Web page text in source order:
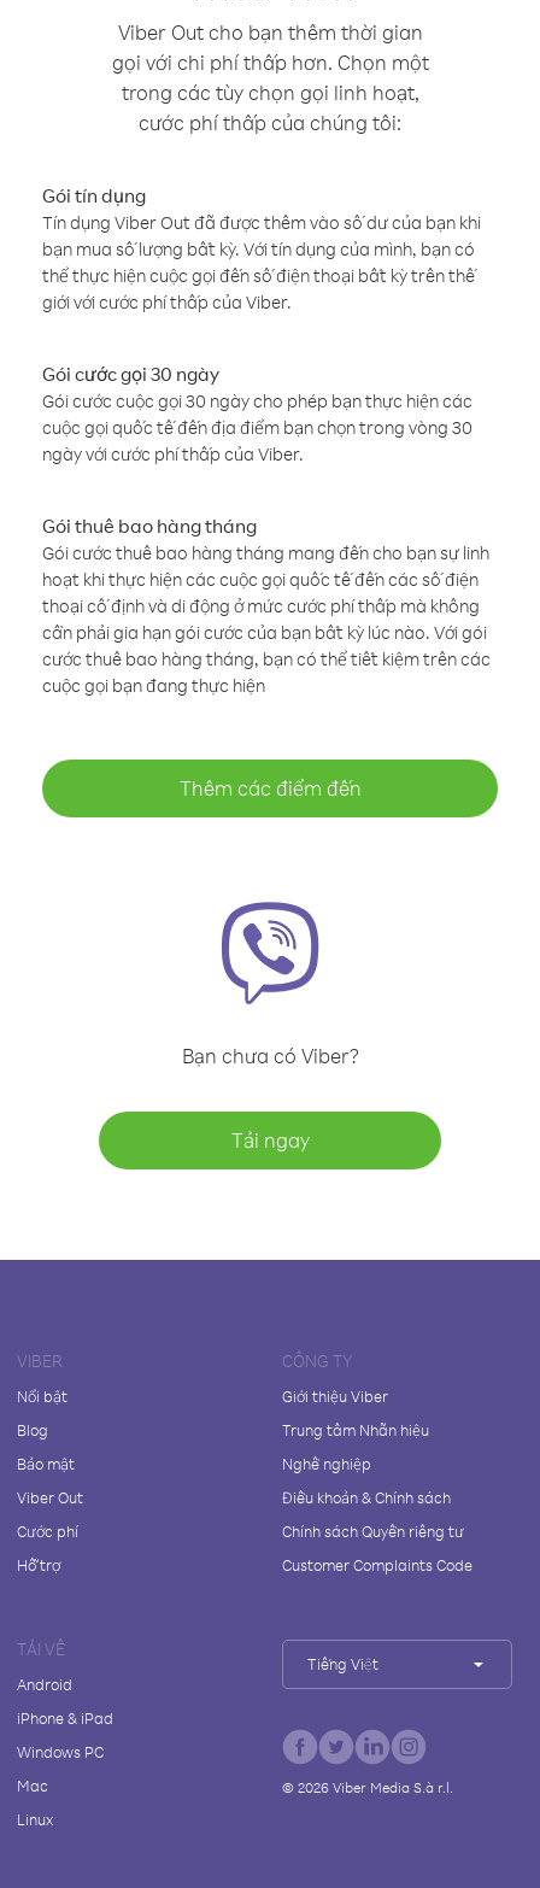
Viber Out cho bạn thêm thời gian
gọi với chi phí thấp hơn. Chọn một
trong các tùy chọn gọi linh hoạt,
cước phí thấp của chúng tôi:
Gói tín dụng
Tín dụng Viber Out đã được thêm vào số dư của bạn khi
bạn mua số lượng bất kỳ. Với tín dụng của mình, bạn có
thể thực hiện cuộc gọi đến số điện thoại bất kỳ trên thế
giới với cước phí thấp của Viber.
Gói cước gọi 30 ngày
Gói cước cuộc gọi 30 ngày cho phép bạn thực hiện các
cuộc gọi quốc tế đến địa điểm bạn chọn trong vòng 30
ngày với cước phí thấp của Viber.
Gói thuê bao hàng tháng
Gói cước thuê bao hàng tháng mang đến cho bạn sự linh
hoạt khi thực hiện các cuộc gọi quốc tế đến các số điện
thoại cố định và di động ở mức cước phí thấp mà không
cần phải gia hạn gói cước của bạn bất kỳ lúc nào. Với gói
cước thuê bao hàng tháng, bạn có thể tiết kiệm trên các
cuộc gọi bạn đang thực hiện
Thêm các điểm đến
Bạn chưa có Viber?
Tải ngay
VIBER
Nổi bật
Blog
Bảo mật
Viber Out
Cước phí
Hỗ trợ
CÔNG TY
Giới thiệu Viber
Trung tâm Nhãn hiệu
Nghề nghiệp
Điều khoản & Chính sách
Chính sách Quyền riêng tư
Customer Complaints Code
TẢI VỀ
Android
iPhone & iPad
Windows PC
Mac
Linux
Tiếng Việt
© 2026Viber Media S.à r.l.